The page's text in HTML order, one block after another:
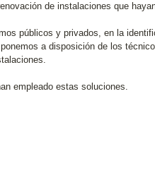
de instalaciones que
públicos y privados, en la
a disposición de los
empleado estas soluciones.